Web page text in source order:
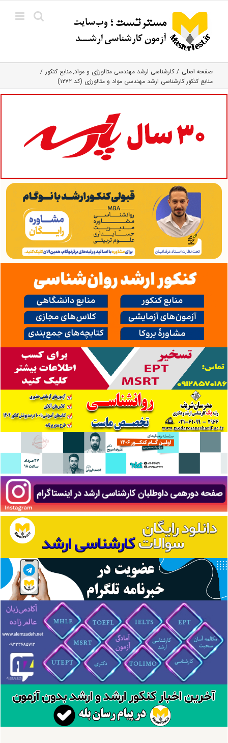
content
صفحه اصلی کارشناسی ارشد مهندسی متالورژی و مواد منابع کنکور
منابع کنکور کارشناسی ارشد مهندسی مواد و متالورژی (کد ۱۲۷۲)